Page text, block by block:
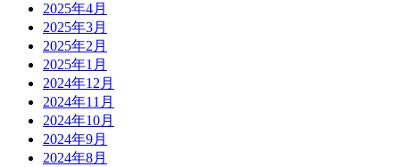
2025年4月
2025年3月
2025年2月
2025年1月
2024年12月
2024年11月
2024年10月
2024年9月
2024年8月